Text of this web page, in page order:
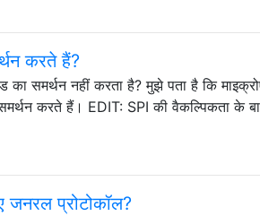
करते हैं?
का समर्थन नहीं करता है? मुझे पता है कि
करते हैं। EDIT: SPI की वैकल्पिकता के
प्रोटोकॉल?